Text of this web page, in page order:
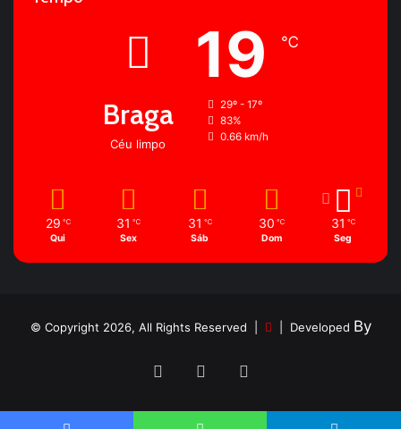
Braga
Céu limpo
19 ℃
29º - 17º
83%
0.66 km/h
29 ℃
Qui
31 ℃
Sex
31 ℃
Sáb
30 ℃
Dom
31 ℃
Seg
© Copyright 2026, All Rights Reserved | | Developed By
FacebookYouTube